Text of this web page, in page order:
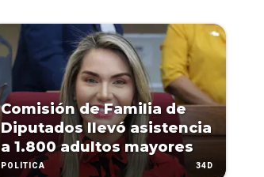
Comisión de Familia de
Diputados llevó asistencia
a 1.800 adultos mayores
POLÍTICA 34D